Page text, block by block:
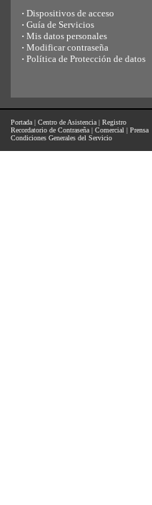
· Dispositivos de acceso
· Guía de Servicios
· Mis datos personales
· Modificar contraseña
· Política de Protección de datos
Portada | Centro de Asistencia | Registro
Recordatorio de Contraseña | Comercial | Prensa
Condiciones Generales del Servicio